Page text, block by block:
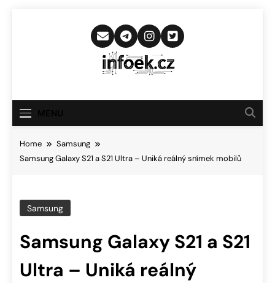
Infoek.cz
Novinkám
Home
Samsung
Samsung Galaxy S21 a S21 Ultra – Uniká reálný snímek mobilů
Samsung
Samsung Galaxy S21 a S21
Ultra – Uniká reálný